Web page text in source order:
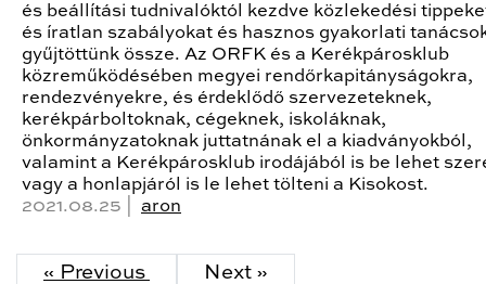
és beállítási tudnivalóktól kezdve közlekedési
és íratlan szabályokat és hasznos gyakorlati
gyűjtöttünk össze. Az ORFK és a Kerékpárosklub
közreműködésében megyei rendőrkapitányságokra,
rendezvényekre, és érdeklődő szervezeteknek,
kerékpárboltoknak, cégeknek, iskoláknak,
önkormányzatoknak juttatnának el a kiadványokból,
valamint a Kerékpárosklub irodájából is be lehet
vagy a honlapjáról is le lehet tölteni a Kisokost.
2021.08.25 | aron
« Previous Next »